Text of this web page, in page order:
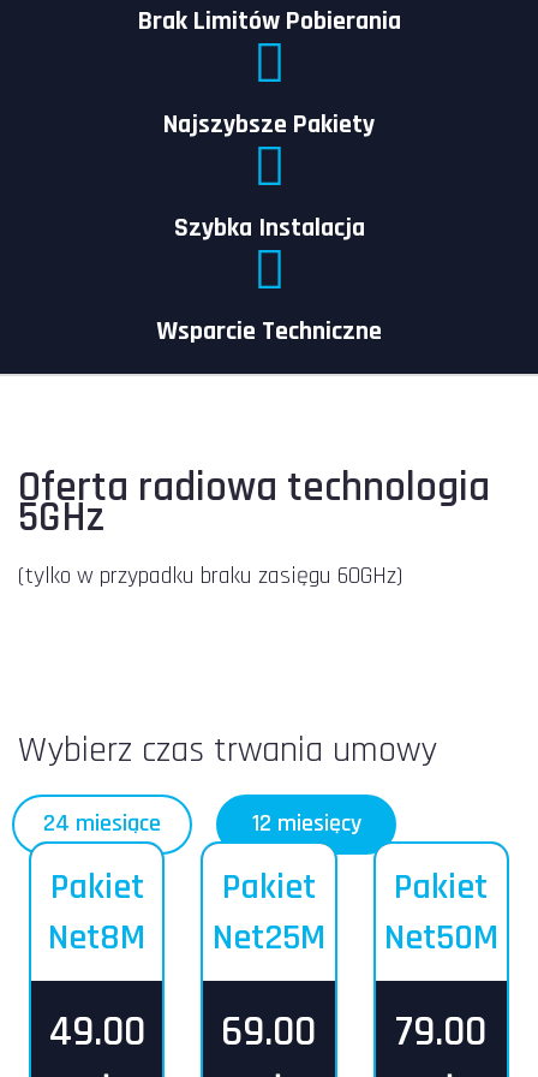
Brak Limitów Pobierania
Najszybsze Pakiety
Szybka Instalacja
Wsparcie Techniczne
Oferta radiowa technologia
5GHz
(tylko w przypadku braku zasięgu 60GHz)
Wybierz czas trwania umowy
24 miesiące 12 miesięcy
Pakiet
Net8M
49.00
Pakiet
Net25M
69.00
Pakiet
Net50M
79.00